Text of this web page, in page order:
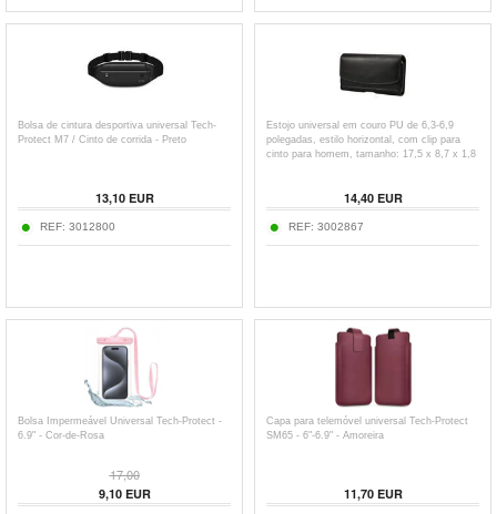
Bolsa de cintura desportiva universal Tech-
Protect M7 / Cinto de corrida - Preto
13,10EUR
REF: 3012800
Estojo universal em couro PU de 6,3-6,9
polegadas, estilo horizontal, com clip para
cinto para homem, tamanho: 17,5 x 8,7 x 1,8
14,40EUR
REF: 3002867
Bolsa Impermeável Universal Tech-Protect -
6.9" - Cor-de-Rosa
17,00
9,10EUR
Capa para telemóvel universal Tech-Protect
SM65 - 6"-6.9" - Amoreira
11,70EUR